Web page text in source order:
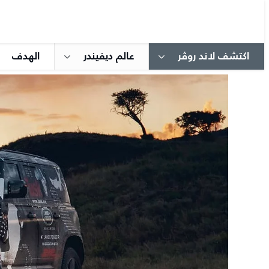
اكتشف لاند روڤر عالم ديفيندر الهدف​